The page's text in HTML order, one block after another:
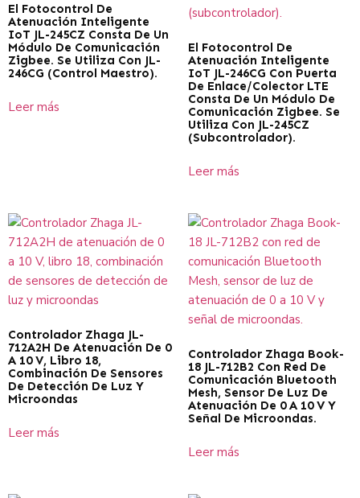
El Fotocontrol De
Atenuación Inteligente
IoT JL-245CZ Consta De Un
Módulo De Comunicación
Zigbee. Se Utiliza Con JL-
246CG (control Maestro).
Leer más
El Fotocontrol De
Atenuación Inteligente
IoT JL-246CG Con Puerta
De Enlace/colector LTE
Consta De Un Módulo De
Comunicación Zigbee. Se
Utiliza Con JL-245CZ
(subcontrolador).
Leer más
Controlador Zhaga JL-
712A2H De Atenuación De 0
A 10 V, Libro 18,
Combinación De Sensores
De Detección De Luz Y
Microondas
Leer más
Controlador Zhaga Book-
18 JL-712B2 Con Red De
Comunicación Bluetooth
Mesh, Sensor De Luz De
Atenuación De 0 A 10 V Y
Señal De Microondas.
Leer más